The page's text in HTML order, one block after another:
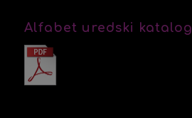
Alfabet uredski katalog